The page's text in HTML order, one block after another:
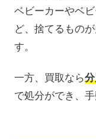
ベビーカーやベ
ど、捨てるもの
す。
一方、買取なら
で処分ができ、